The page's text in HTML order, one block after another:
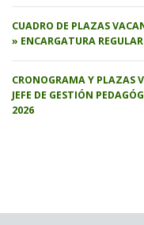
CUADRO DE PLAZAS
» ENCARGATURA REGULAR
CRONOGRAMA Y PLAZAS
JEFE DE GESTIÓN
2026